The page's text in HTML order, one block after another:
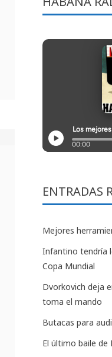
ENTRADAS
Mejores
Infantino tendría
Copa Mundial
Dvorkovich deja
toma el mando
Butacas para
El último baile de